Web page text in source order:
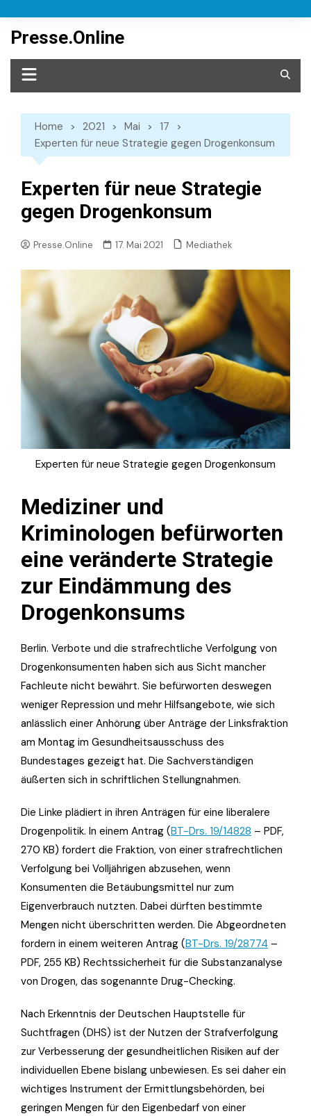
content
Presse.Online
Home 2021 Mai
17
Experten für neue Strategie gegen Drogenkonsum
Experten für neue Strategie
gegen Drogenkonsum
Presse.Online 17. Mai 2021 Mediathek
Experten für neue Strategie gegen Drogenkonsum
Mediziner und
Kriminologen befürworten
eine veränderte Strategie
zur Eindämmung des
Drogenkonsums
Berlin. Verbote und die strafrechtliche Verfolgung von
Drogenkonsumenten haben sich aus Sicht mancher
Fachleute nicht bewährt. Sie befürworten deswegen
weniger Repression und mehr Hilfsangebote, wie sich
anlässlich einer Anhörung über Anträge der Linksfraktion
am Montag im Gesundheitsausschuss des
Bundestages gezeigt hat. Die Sachverständigen
äußerten sich in schriftlichen Stellungnahmen.
Die Linke plädiert in ihren Anträgen für eine liberalere
Drogenpolitik. In einem Antrag (BT-Drs. 19/14828 – PDF,
270 KB) fordert die Fraktion, von einer strafrechtlichen
Verfolgung bei Volljährigen abzusehen, wenn
Konsumenten die Betäubungsmittel nur zum
Eigenverbrauch nutzten. Dabei dürften bestimmte
Mengen nicht überschritten werden. Die Abgeordneten
fordern in einem weiteren Antrag (BT-Drs. 19/28774 –
PDF, 255 KB) Rechtssicherheit für die Substanzanalyse
von Drogen, das sogenannte Drug-Checking.
Nach Erkenntnis der Deutschen Hauptstelle für
Suchtfragen (DHS) ist der Nutzen der Strafverfolgung
zur Verbesserung der gesundheitlichen Risiken auf der
individuellen Ebene bislang unbewiesen. Es sei daher ein
wichtiges Instrument der Ermittlungsbehörden, bei
geringen Mengen für den Eigenbedarf von einer